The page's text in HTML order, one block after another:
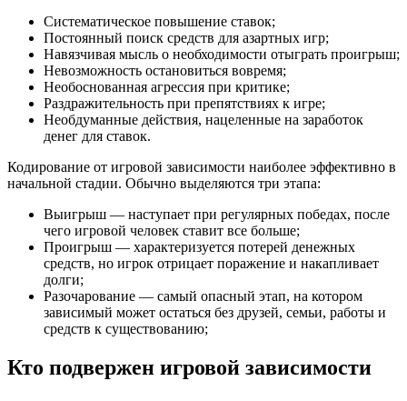
Систематическое повышение ставок;
Постоянный поиск средств для азартных игр;
Навязчивая мысль о необходимости отыграть проигрыш;
Невозможность остановиться вовремя;
Необоснованная агрессия при критике;
Раздражительность при препятствиях к игре;
Необдуманные действия, нацеленные на заработок
денег для ставок.
Кодирование от игровой зависимости наиболее эффективно в
начальной стадии. Обычно выделяются три этапа:
Выигрыш — наступает при регулярных победах, после
чего игровой человек ставит все больше;
Проигрыш — характеризуется потерей денежных
средств, но игрок отрицает поражение и накапливает
долги;
Разочарование — самый опасный этап, на котором
зависимый может остаться без друзей, семьи, работы и
средств к существованию;
Кто подвержен игровой зависимости